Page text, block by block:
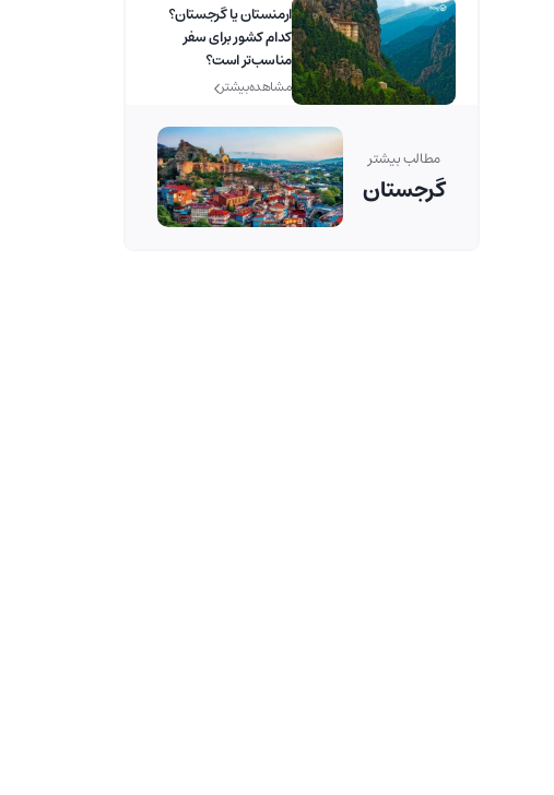
ارمنستان یا گرجستان؟
کدام کشور برای سفر
مناسب‌تر است؟
مشاهده بیشتر
مطالب بیشتر
گرجستان